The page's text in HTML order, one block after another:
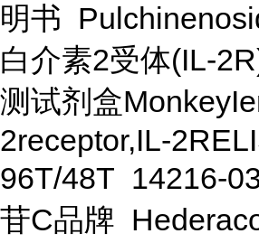
明书
白介素2受体(IL-
测试剂盒
2receptor,IL-
96T/48T 14216-
苷C品牌